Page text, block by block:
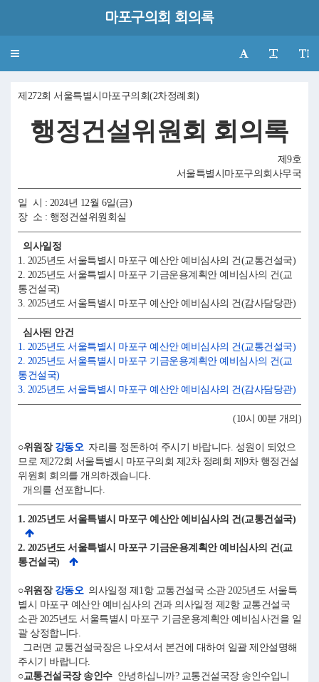
마포구의회 회의록
Toggle
제272회 서울특별시마포구의회(2차정례회)
행정건설위원회 회의록
제9호
서울특별시마포구의회사무국
일 시 : 2024년 12월 6일(금)
장 소 : 행정건설위원회실
의사일정
1. 2025년도 서울특별시 마포구 예산안 예비심사의 건(교통건설국)
2. 2025년도 서울특별시 마포구 기금운용계획안 예비심사의 건(교
통건설국)
3. 2025년도 서울특별시 마포구 예산안 예비심사의 건(감사담당관)
심사된 안건
1. 2025년도 서울특별시 마포구 예산안 예비심사의 건(교통건설국)
2. 2025년도 서울특별시 마포구 기금운용계획안 예비심사의 건(교
통건설국)
3. 2025년도 서울특별시 마포구 예산안 예비심사의 건(감사담당관)
(10시 00분 개의)
○위원장 강동오자리를 정돈하여 주시기 바랍니다. 성원이 되었으
므로 제272회 서울특별시 마포구의회 제2차 정례회 제9차 행정건설
위원회 회의를 개의하겠습니다.
개의를 선포합니다.
1. 2025년도 서울특별시 마포구 예산안 예비심사의 건(교통건설국)
2. 2025년도 서울특별시 마포구 기금운용계획안 예비심사의 건(교
통건설국)
○위원장 강동오의사일정 제1항 교통건설국 소관 2025년도 서울특
별시 마포구 예산안 예비심사의 건과 의사일정 제2항 교통건설국
소관 2025년도 서울특별시 마포구 기금운용계획안 예비심사건을 일
괄 상정합니다.
그러면 교통건설국장은 나오셔서 본건에 대하여 일괄 제안설명해
주시기 바랍니다.
○교통건설국장 송인수안녕하십니까? 교통건설국장 송인수입니